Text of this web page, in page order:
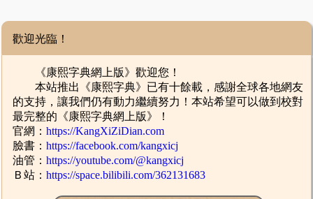
歡迎光臨！
《康熙字典網上版》歡迎您！
本站推出《康熙字典》已有十餘載，感謝全球各地網友
的支持，讓我們仍有動力繼續努力！本站希望可以做到校對
最完整的《康熙字典網上版》！
官網：https://KangXiZiDian.com
臉書：https://facebook.com/kangxicj
油管：https://youtube.com/@kangxicj
Ｂ站：https://space.bilibili.com/362131683